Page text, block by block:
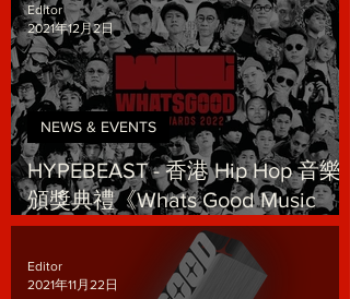
HYPEBEAST - 香港 Hip Hop 音樂
頒獎典禮《Whats Good Music
Awards 2022》 釋出最新海報
NEWS & EVENTS
Editor
2021年12月2日
Editor
2021年11月22日